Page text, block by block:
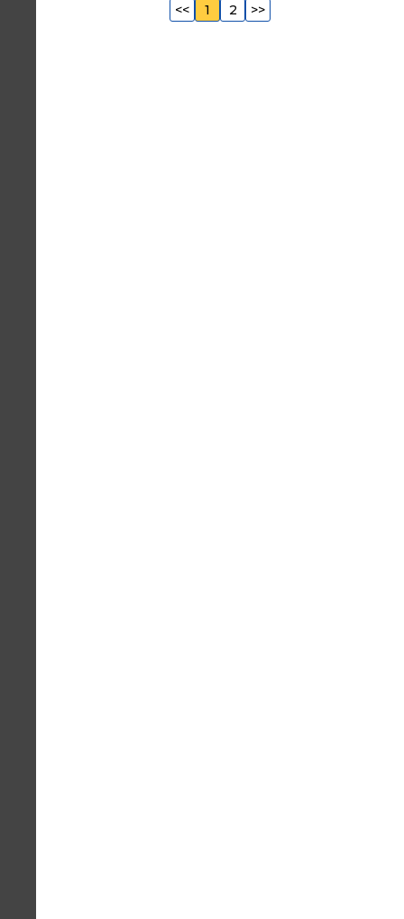
<< 1 2 >>